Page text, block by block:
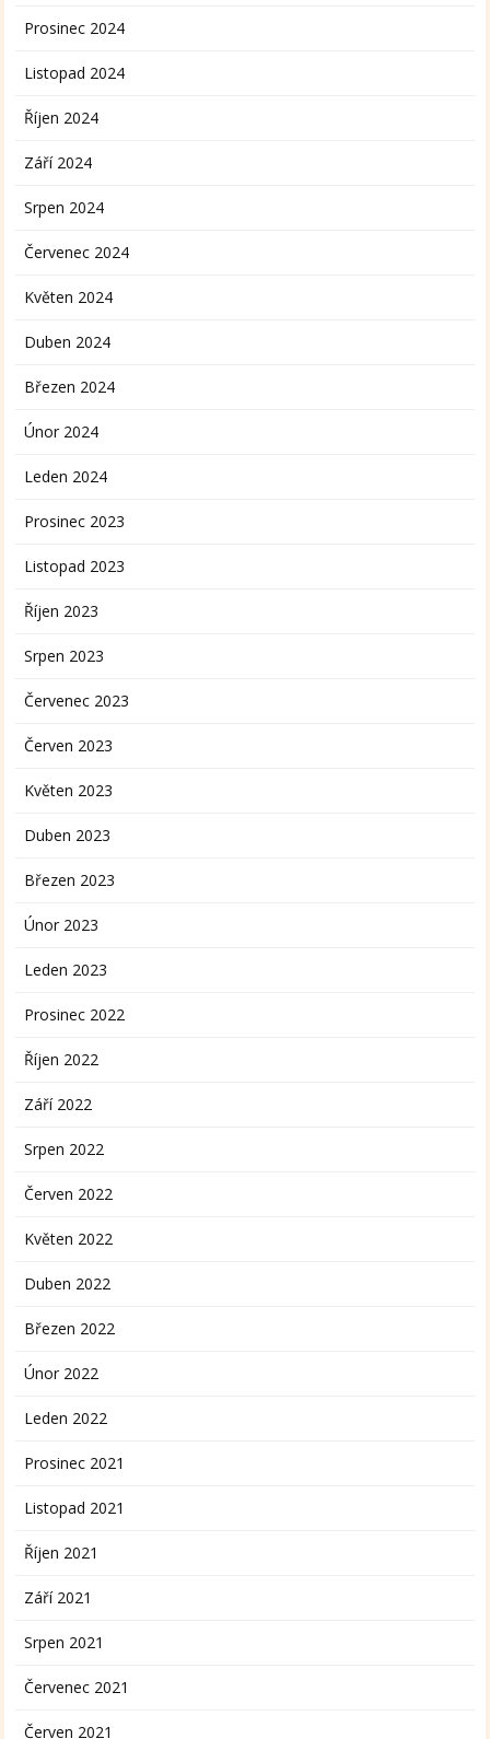
Prosinec 2024
Listopad 2024
Říjen 2024
Září 2024
Srpen 2024
Červenec 2024
Květen 2024
Duben 2024
Březen 2024
Únor 2024
Leden 2024
Prosinec 2023
Listopad 2023
Říjen 2023
Srpen 2023
Červenec 2023
Červen 2023
Květen 2023
Duben 2023
Březen 2023
Únor 2023
Leden 2023
Prosinec 2022
Říjen 2022
Září 2022
Srpen 2022
Červen 2022
Květen 2022
Duben 2022
Březen 2022
Únor 2022
Leden 2022
Prosinec 2021
Listopad 2021
Říjen 2021
Září 2021
Srpen 2021
Červenec 2021
Červen 2021